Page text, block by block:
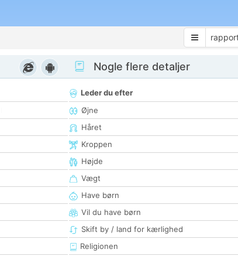
Nogle flere detaljer
Leder du efter
Øjne
Håret
Kroppen
Højde
Vægt
Have børn
Vil du have børn
Skift by / land for kærlighed
Religionen